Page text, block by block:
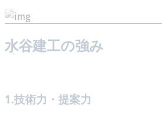
水谷建工の強み
1.技術力・提案力